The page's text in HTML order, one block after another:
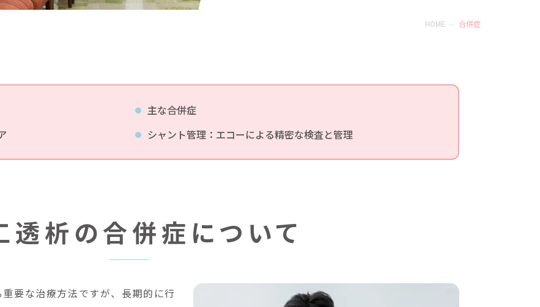
HOME - 合併症
主な合併症
シャント管理：エコーによる精密な検査と管理
透析の合併症について
要な治療方法ですが、長期的に行